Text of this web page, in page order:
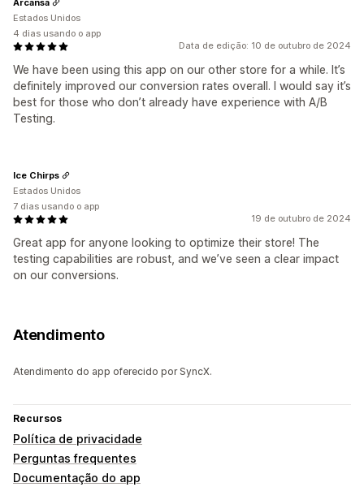
Data de edição: 10 de outubro de 2024
We have been using this app on our other store for a while. It’s
definitely improved our conversion rates overall. I would say it’s
best for those who don’t already have experience with A/B
Testing.
Arcansa
Estados Unidos
4 dias usando o app
19 de outubro de 2024
Great app for anyone looking to optimize their store! The
testing capabilities are robust, and we’ve seen a clear impact
on our conversions.
Ice Chirps
Estados Unidos
7 dias usando o app
Atendimento
Atendimento do app oferecido por SyncX.
Recursos
Política de privacidade
Perguntas frequentes
Documentação do app